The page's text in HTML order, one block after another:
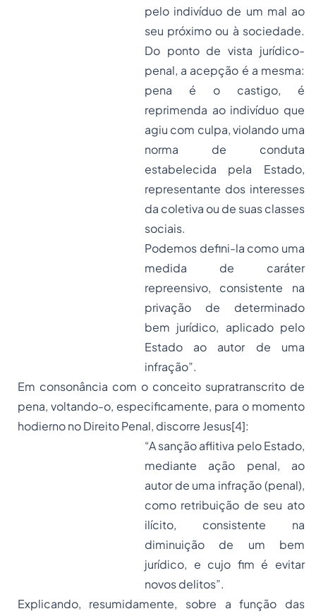
pelo indivíduo de um mal ao
seu próximo ou à sociedade.
Do ponto de vista jurídico-
penal, a acepção é a mesma:
pena é o castigo, é
reprimenda ao indivíduo que
agiu com culpa, violando uma
norma de conduta
estabelecida pela Estado,
representante dos interesses
da coletiva ou de suas classes
sociais.
Podemos defini-la como uma
medida de caráter
repreensivo, consistente na
privação de determinado
bem jurídico, aplicado pelo
Estado ao autor de uma
infração”.
Em consonância com o conceito supratranscrito de
pena, voltando-o, especificamente, para o momento
hodierno no Direito Penal, discorre Jesus[4]:
“A sanção aflitiva pelo Estado,
mediante ação penal, ao
autor de uma infração (penal),
como retribuição de seu ato
ilícito, consistente na
diminuição de um bem
jurídico, e cujo fim é evitar
novos delitos”.
Explicando, resumidamente, sobre a função das